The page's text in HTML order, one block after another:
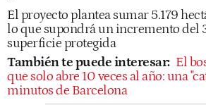
El proyecto plantea sumar 5.179
lo que supondrá un incremento del
superficie protegida
También te puede interesar: El
que solo abre 10 veces al año: una
minutos de Barcelona